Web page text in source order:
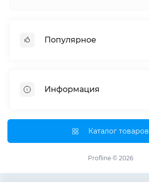
Популярное
Специнструмент для СТО
Информация
Оплата и доставка
Партнерам
Возврат и обмен товара
Обратная связь
Каталог товаров
Profline © 2026